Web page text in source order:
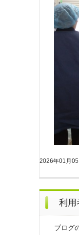
2026年01月05
利用
ブログ